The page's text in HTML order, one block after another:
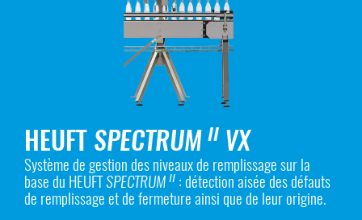
HEUFT SPECTRUM II VX
Système de gestion des niveaux de remplissage sur la
base du HEUFTSPECTRUM II : détection aisée des défauts
de remplissage et de fermeture ainsi que de leur origine.